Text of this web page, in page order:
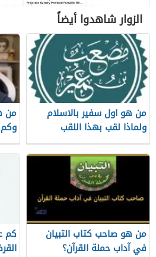
الزوار شاهدوا أيضاً
من هو اول سفير بالاسلام
ولماذا لقب بهذا اللقب
من
من هو صاحب كتاب التبيان
في آداب حملة القرآن؟
كم